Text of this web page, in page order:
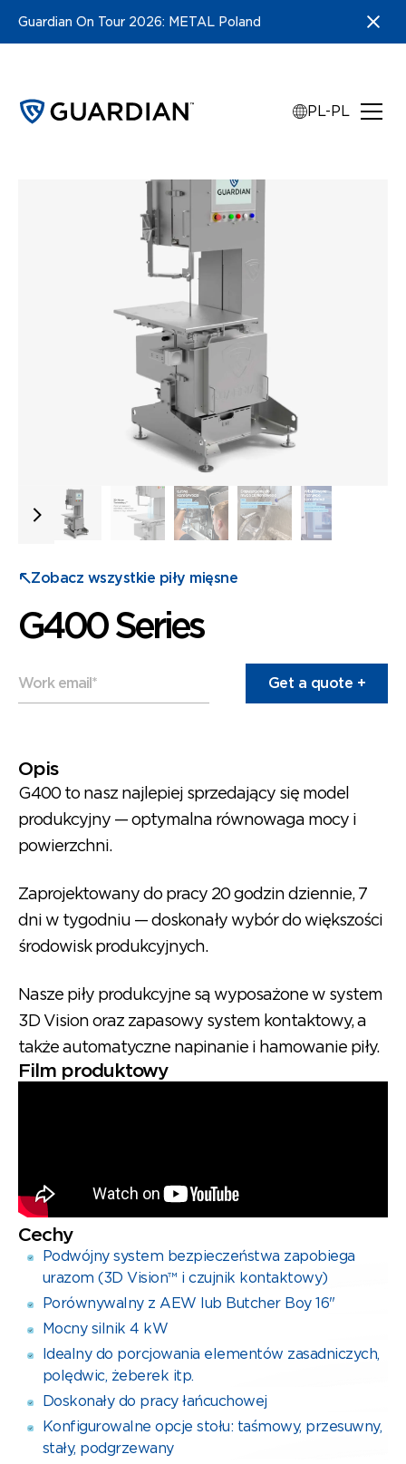
Guardian On Tour 2026: METAL Poland
PL-PL
Zobacz wszystkie piły mięsne
G400 Series
Work email*
Opis
G400 to nasz najlepiej sprzedający się model
produkcyjny — optymalna równowaga mocy i
powierzchni.
Zaprojektowany do pracy 20 godzin dziennie, 7
dni w tygodniu — doskonały wybór do większości
środowisk produkcyjnych.
Nasze piły produkcyjne są wyposażone w system
3D Vision oraz zapasowy system kontaktowy, a
także automatyczne napinanie i hamowanie piły.
Film produktowy
Cechy
Podwójny system bezpieczeństwa zapobiega
urazom (3D Vision™ i czujnik kontaktowy)
Porównywalny z AEW lub Butcher Boy 16"
Mocny silnik 4 kW
Idealny do porcjowania elementów zasadniczych,
polędwic, żeberek itp.
Doskonały do pracy łańcuchowej
Konfigurowalne opcje stołu: taśmowy, przesuwny,
stały, podgrzewany